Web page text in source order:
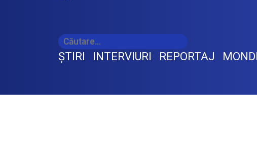
ŞTIRI INTERVIURI REPORTAJ